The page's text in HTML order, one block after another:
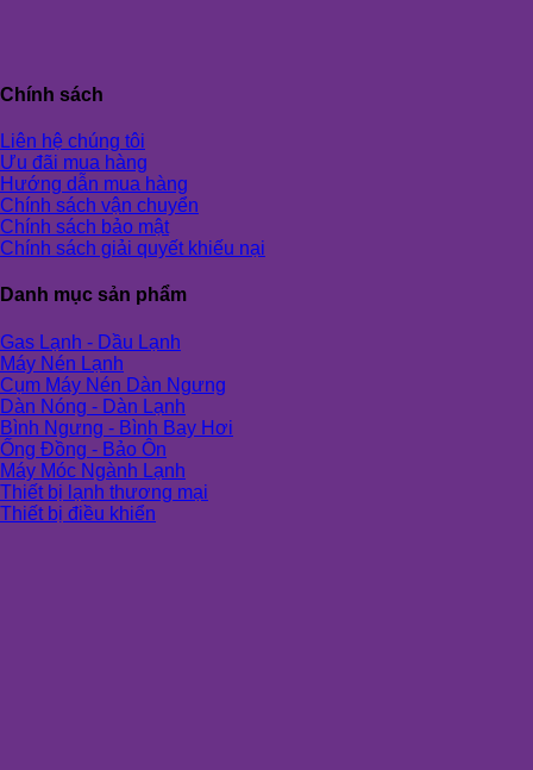
Chính sách
Liên hệ chúng tôi
Ưu đãi mua hàng
Hướng dẫn mua hàng
Chính sách vận chuyển
Chính sách bảo mật
Chính sách giải quyết khiếu nại
Danh mục sản phẩm
Gas Lạnh - Dầu Lạnh
Máy Nén Lạnh
Cụm Máy Nén Dàn Ngưng
Dàn Nóng - Dàn Lạnh
Bình Ngưng - Bình Bay Hơi
Ống Đồng - Bảo Ôn
Máy Móc Ngành Lạnh
Thiết bị lạnh thương mại
Thiết bị điều khiển